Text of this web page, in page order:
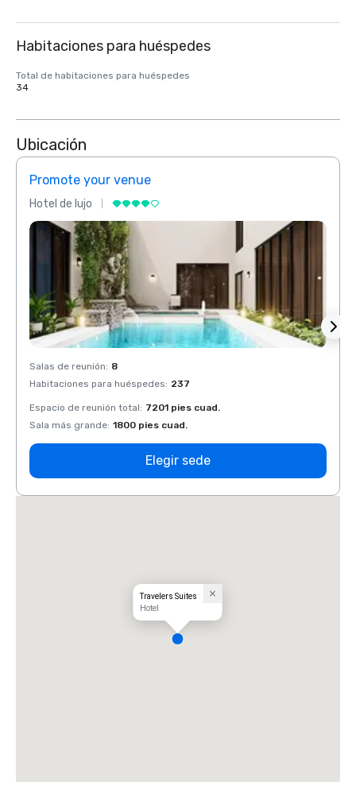
Habitaciones para huéspedes
Total de habitaciones para huéspedes
34
Ubicación
Promote your venue
Hotel de lujo
Salas de reunión: 8
Habitaciones para huéspedes: 237
Espacio de reunión total: 7201 pies cuad.
Sala más grande: 1800 pies cuad.
Elegir sede
Travelers Suites
Hotel